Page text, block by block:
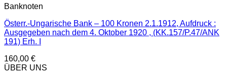
Banknoten
Österr.-Ungarische Bank – 100 Kronen 2.1.1912, Aufdruck :
Ausgegeben nach dem 4. Oktober 1920 , (KK.157/P.47/ANK
191) Erh. I
160,00 €
ÜBER UNS